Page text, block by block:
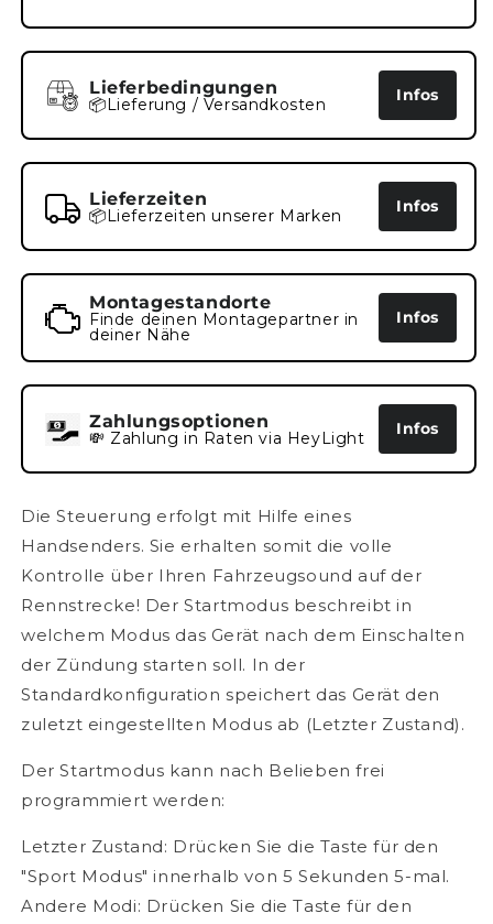
Lieferbedingungen
📦Lieferung / Versandkosten Infos
Lieferzeiten
📦Lieferzeiten unserer Marken Infos
Montagestandorte
Finde deinen Montagepartner in
deiner Nähe
Infos
Zahlungsoptionen
💸 Zahlung in Raten via HeyLight Infos
Die Steuerung erfolgt mit Hilfe eines
Handsenders. Sie erhalten somit die volle
Kontrolle über Ihren Fahrzeugsound auf der
Rennstrecke! Der Startmodus beschreibt in
welchem Modus das Gerät nach dem Einschalten
der Zündung starten soll. In der
Standardkonfiguration speichert das Gerät den
zuletzt eingestellten Modus ab (Letzter Zustand).
Der Startmodus kann nach Belieben frei
programmiert werden:
Letzter Zustand: Drücken Sie die Taste für den
"Sport Modus" innerhalb von 5 Sekunden 5-mal.
Andere Modi: Drücken Sie die Taste für den